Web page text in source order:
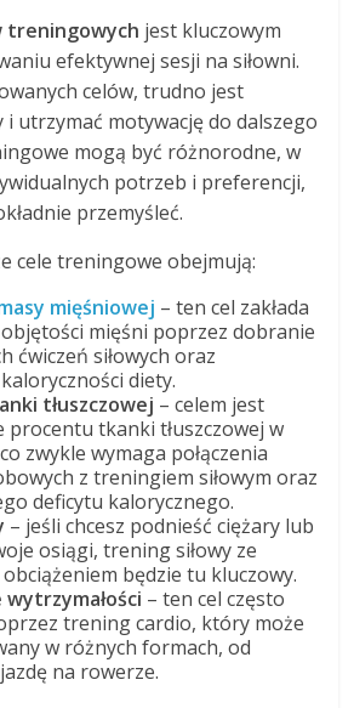
treningowych jest kluczowym
efektywnej sesji na siłowni.
celów, trudno jest
utrzymać motywację do dalszego
mogą być różnorodne, w
potrzeb i preferencji,
przemyśleć.
cele treningowe obejmują:
mięśniowej – ten cel zakłada
mięśni poprzez dobranie
ćwiczeń siłowych oraz
diety.
tłuszczowej – celem jest
procentu tkanki tłuszczowej w
zwykle wymaga połączenia
z treningiem siłowym oraz
deficytu kalorycznego.
– jeśli chcesz podnieść ciężary lub
osiągi, trening siłowy ze
będzie tu kluczowy.
– ten cel często
trening cardio, który może
w różnych formach, od
na rowerze.